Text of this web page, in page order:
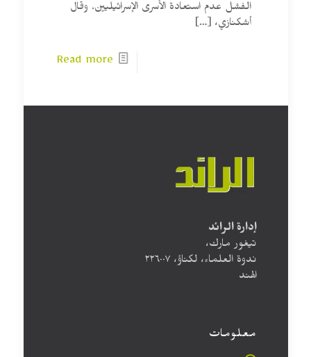
الفشل عدم استعادة الأسرى الإسرائيليين. وقال
أشكنازي، […]
Read more
إدارة الرائد
تيغور مارك،
ندوة العلماء، لكناؤ، ۲۲٦۰۰۷
الهند
معلومات